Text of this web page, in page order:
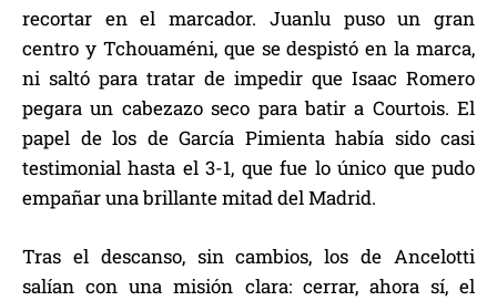
recortar en el marcador. Juanlu puso un gran
centro y Tchouaméni, que se despistó en la marca,
ni saltó para tratar de impedir que Isaac Romero
pegara un cabezazo seco para batir a Courtois. El
papel de los de García Pimienta había sido casi
testimonial hasta el 3-1, que fue lo único que pudo
empañar una brillante mitad del Madrid.
Tras el descanso, sin cambios, los de Ancelotti
salían con una misión clara: cerrar, ahora sí, el